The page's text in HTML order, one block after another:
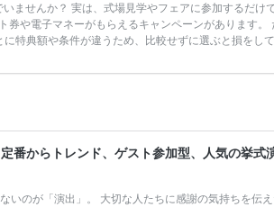
いませんか？ 実は、式場見学やフェアに参加するだけ
券や電子マネーがもらえるキャンペーンがあります。
に特典額や条件が違うため、比較せずに選ぶと損をし
キングを公開！ 比較サイト：プラコレ、ゼクシィ、
の特典は？」といった疑問も解決します。 まずは診断
番からトレンド、ゲスト参加型、人気の挙式
いのが「演出」。 大切な人たちに感謝の気持ちを伝